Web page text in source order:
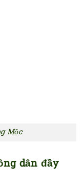
Mộc
dân đầy